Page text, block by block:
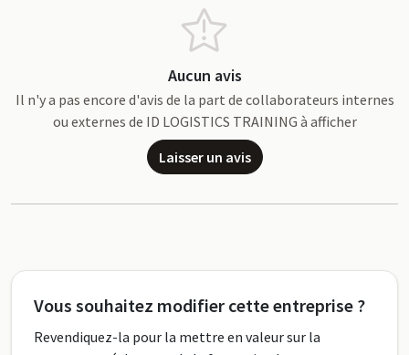
Aucun avis
Il n'y a pas encore d'avis de la part de collaborateurs internes
ou externes de ID LOGISTICS TRAINING à afficher
Laisser un avis
Vous souhaitez modifier cette entreprise ?
Revendiquez-la pour la mettre en valeur sur la